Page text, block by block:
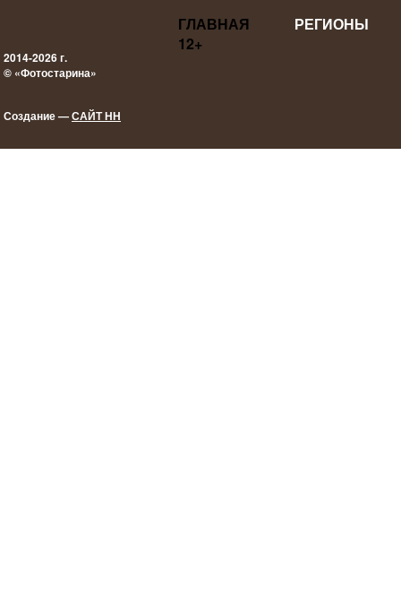
2014-2026 г.
© «Фотостарина»
Создание —САЙТ НН
ГЛАВНАЯ
РЕГИОНЫ
12+